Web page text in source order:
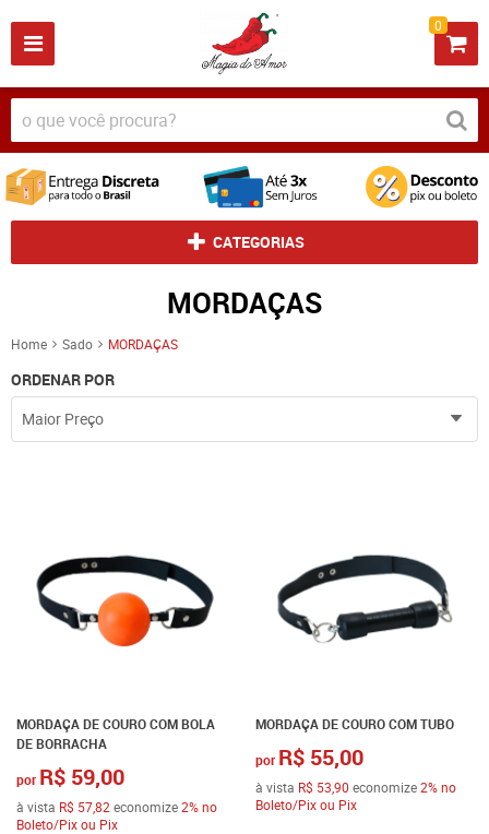
0
CATEGORIAS
MORDAÇAS
Home Sado MORDAÇAS
ORDENAR POR
Maior Preço
MORDAÇA DE COURO COM BOLA
DE BORRACHA
por R$ 59,00
à vista R$ 57,82 economize2%no
Boleto/Pix ou Pix
MORDAÇA DE COURO COM TUBO
por R$ 55,00
à vista R$ 53,90 economize2%no
Boleto/Pix ou Pix